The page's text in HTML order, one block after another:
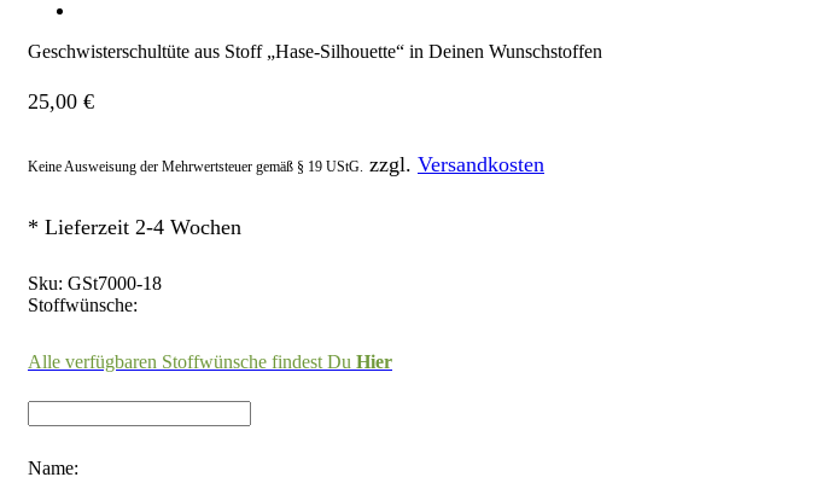
Geschwisterschultüte aus Stoff „Hase-Silhouette“ in Deinen Wunschstoffen
25,00 €
Keine Ausweisung der Mehrwertsteuer gemäß § 19 UStG. zzgl. Versandkosten
* Lieferzeit 2-4 Wochen
Sku: GSt7000-18
Stoffwünsche:
Alle verfügbaren Stoffwünsche findest Du Hier
Name: